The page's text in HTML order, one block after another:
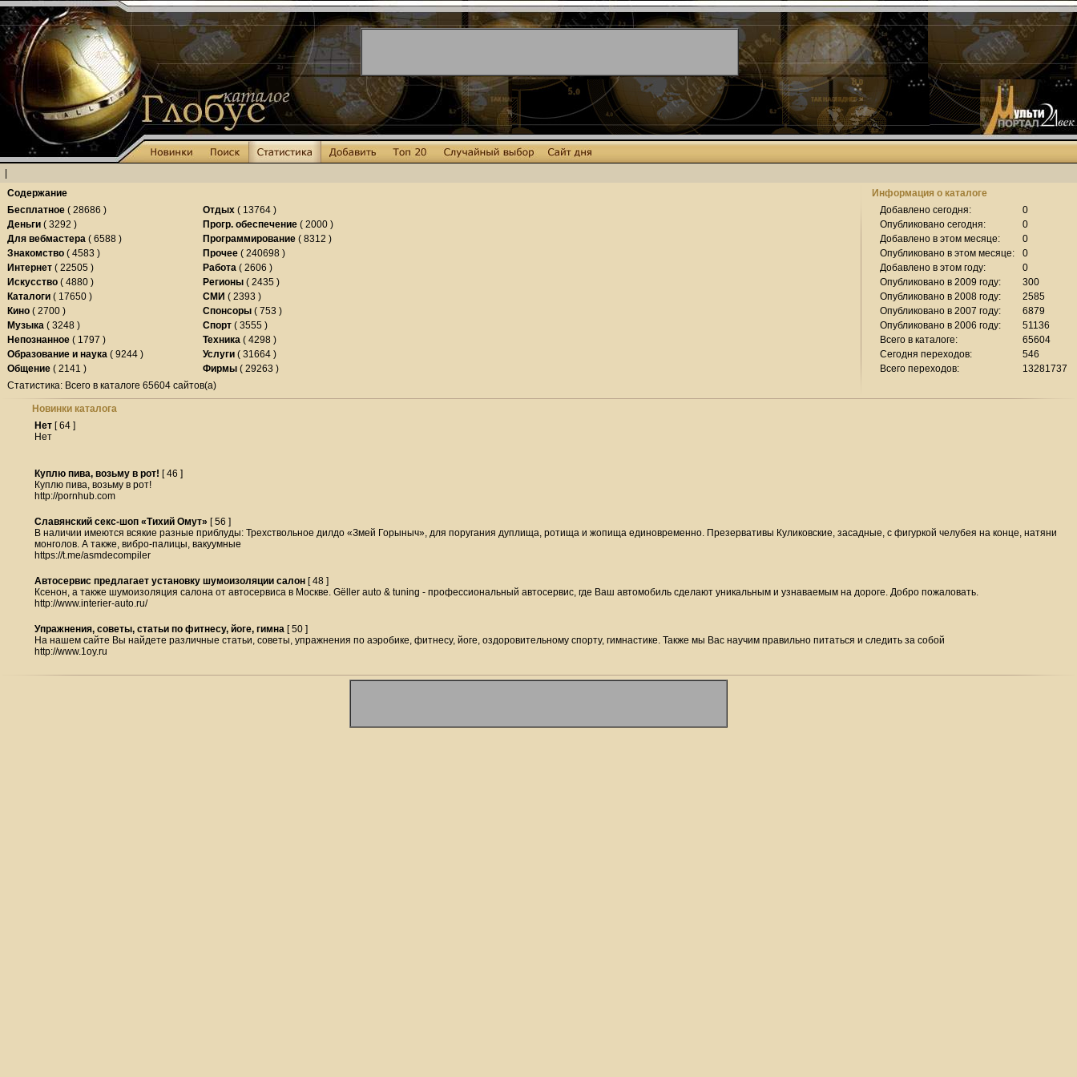
Содержание
Бесплатное ( 28686 )
Деньги ( 3292 )
Для вебмастера ( 6588 )
Знакомство ( 4583 )
Интернет ( 22505 )
Искусство ( 4880 )
Каталоги ( 17650 )
Кино ( 2700 )
Музыка ( 3248 )
Непознанное ( 1797 )
Образование и наука ( 9244 )
Общение ( 2141 )
Отдых ( 13764 )
Прогр. обеспечение ( 2000 )
Программирование ( 8312 )
Прочее ( 240698 )
Работа ( 2606 )
Регионы ( 2435 )
СМИ ( 2393 )
Спонсоры ( 753 )
Спорт ( 3555 )
Техника ( 4298 )
Услуги ( 31664 )
Фирмы ( 29263 )
Статистика: Всего в каталоге 65604 сайтов(а)
Информация о каталоге
Добавлено сегодня:
0
Опубликовано сегодня:
0
Добавлено в этом месяце:
0
Опубликовано в этом месяце:
0
Добавлено в этом году:
0
Опубликовано в 2009 году:
300
Опубликовано в 2008 году:
2585
Опубликовано в 2007 году:
6879
Опубликовано в 2006 году:
51136
Всего в каталоге:
65604
Сегодня переходов:
546
Всего переходов:
13281737
Новинки каталога
Нет [ 64 ]
Нет
Куплю пива, возьму в рот! [ 46 ]
Куплю пива, возьму в рот!
http://pornhub.com
Славянский секс-шоп «Тихий Омут» [ 56 ]
В наличии имеются всякие разные приблуды: Трехствольное дилдо «Змей Горыныч», для поругания дуплища, ротища и жопища единовременно. Презервативы Куликовские, засадные, с фигуркой челубея на конце, натяни
монголов. А также, вибро-палицы, вакуумные
https://t.me/asmdecompiler
Автосервис предлагает установку шумоизоляции салон [ 48 ]
Ксенон, а также шумоизоляция салона от автосервиса в Москве. Gёller auto & tuning - профессиональный автосервис, где Ваш автомобиль сделают уникальным и узнаваемым на дороге. Добро пожаловать.
http://www.interier-auto.ru/
Упражнения, советы, статьи по фитнесу, йоге, гимна [ 50 ]
На нашем сайте Вы найдете различные статьи, советы, упражнения по аэробике, фитнесу, йоге, оздоровительному спорту, гимнастике. Также мы Вас научим правильно питаться и следить за собой
http://www.1oy.ru